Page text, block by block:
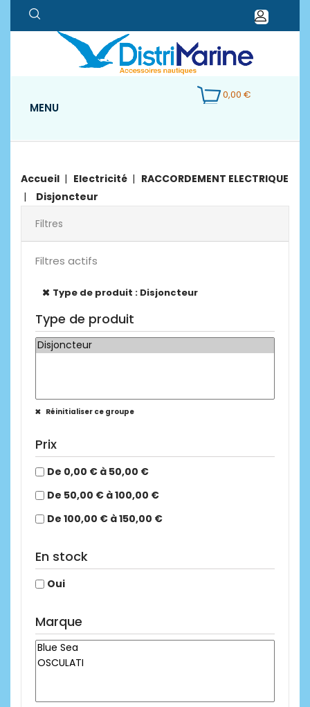
0,00 €
MENU
Accueil Electricité
RACCORDEMENT ELECTRIQUE
Disjoncteur
Filtres
Filtres actifs
Type de produit : Disjoncteur
Type de produit
Réinitialiser ce groupe
Prix
De 0,00 € à 50,00 €
De 50,00 € à 100,00 €
De 100,00 € à 150,00 €
En stock
Oui
Marque